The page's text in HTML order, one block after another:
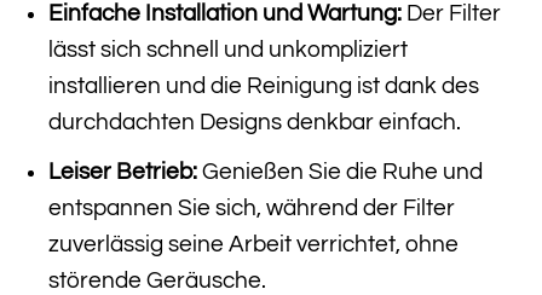
Einfache Installation und Wartung:Der Filter
lässt sich schnell und unkompliziert
installieren und die Reinigung ist dank des
durchdachten Designs denkbar einfach.
Leiser Betrieb:Genießen Sie die Ruhe und
entspannen Sie sich, während der Filter
zuverlässig seine Arbeit verrichtet, ohne
störende Geräusche.